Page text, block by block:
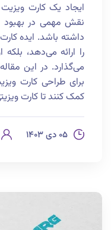
ایجاد یک کارت
نقش مهمی در بهبود
داشته باشد. ایده
را ارائه می‌دهد،
می‌گذارد. در این
برای طراحی کارت
کمک کنند تا کارت
۰۵ دی ۱۴۰۳